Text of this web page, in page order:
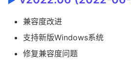
兼容度改进
支持新版Windows系统
修复兼容度问题